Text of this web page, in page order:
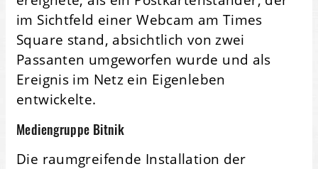
im Sichtfeld einer Webcam am Times
Square stand, absichtlich von zwei
Passanten umgeworfen wurde und als
Ereignis im Netz ein Eigenleben
entwickelte.
Mediengruppe Bitnik
Die raumgreifende Installation der